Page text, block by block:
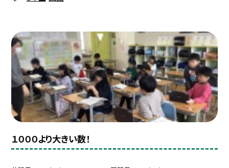
１０００より大きい数！